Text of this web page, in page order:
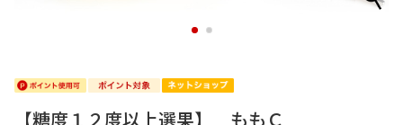
1 2
【糖度１２度以上選果】 ももＣ